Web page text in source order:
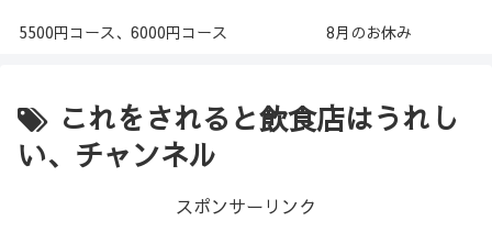
5500円コース、6000円コース
8月のお休み
これをされると飲食店はうれし
い、チャンネル
スポンサーリンク